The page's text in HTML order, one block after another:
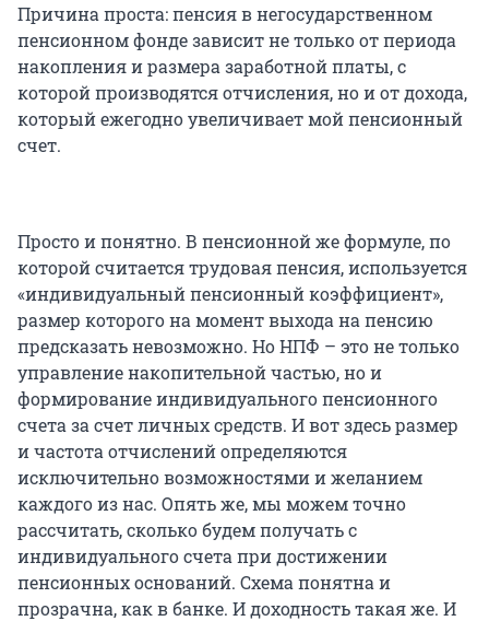
Причина проста: пенсия в негосударственном
пенсионном фонде зависит не только от периода
накопления и размера заработной платы, с
которой производятся отчисления, но и от дохода,
который ежегодно увеличивает мой пенсионный
счет.
Просто и понятно. В пенсионной же формуле, по
которой считается трудовая пенсия, используется
«индивидуальный пенсионный коэффициент»,
размер которого на момент выхода на пенсию
предсказать невозможно. Но НПФ – это не только
управление накопительной частью, но и
формирование индивидуального пенсионного
счета за счет личных средств. И вот здесь размер
и частота отчислений определяются
исключительно возможностями и желанием
каждого из нас. Опять же, мы можем точно
рассчитать, сколько будем получать с
индивидуального счета при достижении
пенсионных оснований. Схема понятна и
прозрачна, как в банке. И доходность такая же. И